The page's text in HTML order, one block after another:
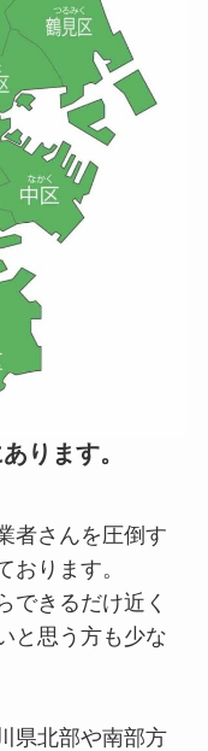
ります。
者さんを圧倒す
おります。
できるだけ近く
と思う方も少な
県北部や南部方